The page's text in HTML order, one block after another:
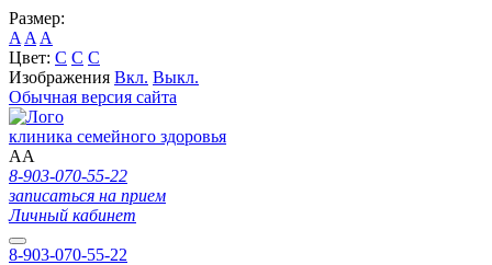
Размер:
A A A
Цвет: C C C
Изображения Вкл. Выкл.
Обычная версия сайта
клиника семейного здоровья
AA
8-903-070-55-22
записаться на прием
Личный кабинет
8-903-070-55-22